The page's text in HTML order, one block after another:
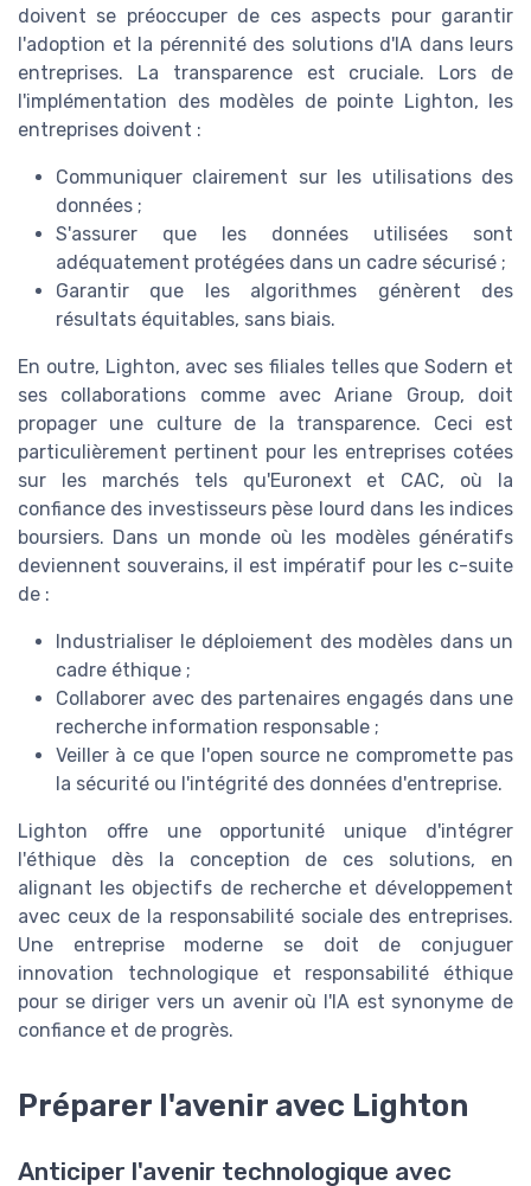
doivent se préoccuper de ces aspects pour garantir
l'adoption et la pérennité des solutions d'IA dans leurs
entreprises. La transparence est cruciale. Lors de
l'implémentation des modèles de pointe Lighton, les
entreprises doivent :
Communiquer clairement sur les utilisations des
données ;
S'assurer que les données utilisées sont
adéquatement protégées dans un cadre sécurisé ;
Garantir que les algorithmes génèrent des
résultats équitables, sans biais.
En outre, Lighton, avec ses filiales telles que Sodern et
ses collaborations comme avec Ariane Group, doit
propager une culture de la transparence. Ceci est
particulièrement pertinent pour les entreprises cotées
sur les marchés tels qu'Euronext et CAC, où la
confiance des investisseurs pèse lourd dans les indices
boursiers. Dans un monde où les modèles génératifs
deviennent souverains, il est impératif pour les c-suite
de :
Industrialiser le déploiement des modèles dans un
cadre éthique ;
Collaborer avec des partenaires engagés dans une
recherche information responsable ;
Veiller à ce que l'open source ne compromette pas
la sécurité ou l'intégrité des données d'entreprise.
Lighton offre une opportunité unique d'intégrer
l'éthique dès la conception de ces solutions, en
alignant les objectifs de recherche et développement
avec ceux de la responsabilité sociale des entreprises.
Une entreprise moderne se doit de conjuguer
innovation technologique et responsabilité éthique
pour se diriger vers un avenir où l'IA est synonyme de
confiance et de progrès.
Préparer l'avenir avec Lighton
Anticiper l'avenir technologique avec